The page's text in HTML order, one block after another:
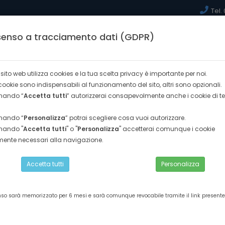
Tel.
AREA CORSI
formazione gestione paghe (ada/ uc 1693)
GESTIONE PAGHE
ABILITAZIONE PROFESSIONALE
a tracciamento dati (GDPR)
sito web utilizza cookies e la tua scelta privacy è importante per noi.
sono indispensabili al funzionamento del sito, altri sono opzionali.
“Accetta tutti” autorizzerai consapevolmente anche i cookie di
“Personalizza” potrai scegliere cosa vuoi autorizzare.
"Accetta tutti" o "Personalizza" accetterai comunque i cookie
necessari alla navigazione.
Accetta tutti Personalizza
sarà memorizzato per 6 mesi e sarà comunque revocabile tramite il link